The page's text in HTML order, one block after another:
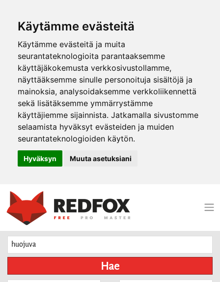
Käytämme evästeitä
Käytämme evästeitä ja muita
seurantateknologioita parantaaksemme
käyttäjäkokemusta verkkosivustollamme,
näyttääksemme sinulle personoituja sisältöjä ja
mainoksia, analysoidaksemme verkkoliikennettä
sekä lisätäksemme ymmärrystämme
käyttäjiemme sijainnista. Jatkamalla sivustomme
selaamista hyväksyt evästeiden ja muiden
seurantateknologioiden käytön.
Hyväksyn Muuta asetuksiani
Hae